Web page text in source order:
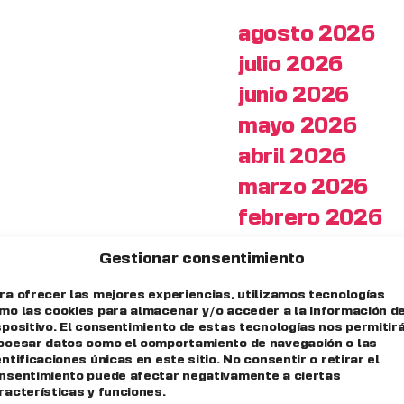
Gestionar consentimiento
ofrecer las mejores experiencias, utilizamos tecnologías
las cookies para almacenar y/o acceder a la información
El consentimiento de estas tecnologías nos
datos como el comportamiento de navegación o las
únicas en este sitio. No consentir o retirar el
puede afectar negativamente a ciertas
y funciones.
agosto 2026
julio 2026
junio 2026
mayo 2026
abril 2026
marzo 2026
febrero 2026
enero 2026
noviembre
octubre 2025
septiembre